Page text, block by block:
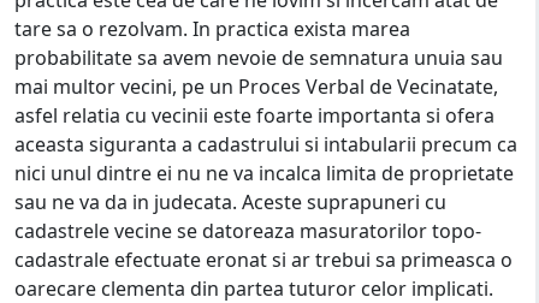
tare sa o rezolvam. In practica exista marea
probabilitate sa avem nevoie de semnatura unuia sau
mai multor vecini, pe un Proces Verbal de Vecinatate,
asfel relatia cu vecinii este foarte importanta si ofera
aceasta siguranta a cadastrului si intabularii precum ca
nici unul dintre ei nu ne va incalca limita de proprietate
sau ne va da in judecata. Aceste suprapuneri cu
cadastrele vecine se datoreaza masuratorilor topo-
cadastrale efectuate eronat si ar trebui sa primeasca o
oarecare clementa din partea tuturor celor implicati.